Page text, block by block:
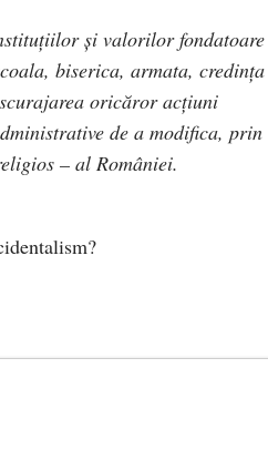
și valorilor fondatoare
biserica, armata, credința
oricăror acțiuni
de a modifica, prin
– al României.